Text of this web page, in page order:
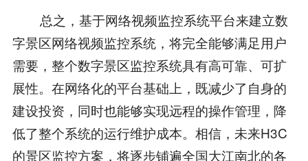
总之，基于网络视频监控系统平台来建立数
字景区网络视频监控系统，将完全能够满足用户
需要，整个数字景区监控系统具有高可靠、可扩
展性。在网络化的平台基础上，既减少了自身的
建设投资，同时也能够实现远程的操作管理，降
低了整个系统的运行维护成本。相信，未来H3C
的景区监控方案，将逐步铺遍全国大江南北的各